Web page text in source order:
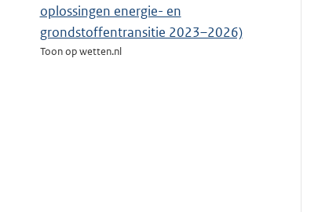
oplossingen energie- en
grondstoffentransitie 2023–2026)
Toon op wetten.nl